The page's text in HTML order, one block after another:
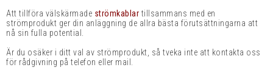
Att tillföra välskärmade strömkablar tillsammans med en
strömprodukt ger din anläggning de allra bästa förutsättningarna att
nå sin fulla potential.
Är du osäker i ditt val av strömprodukt, så tveka inte att kontakta oss
för rådgivning på telefon eller mail.